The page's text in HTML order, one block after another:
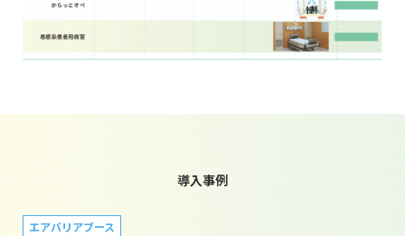
導入事例
エアバリアブース